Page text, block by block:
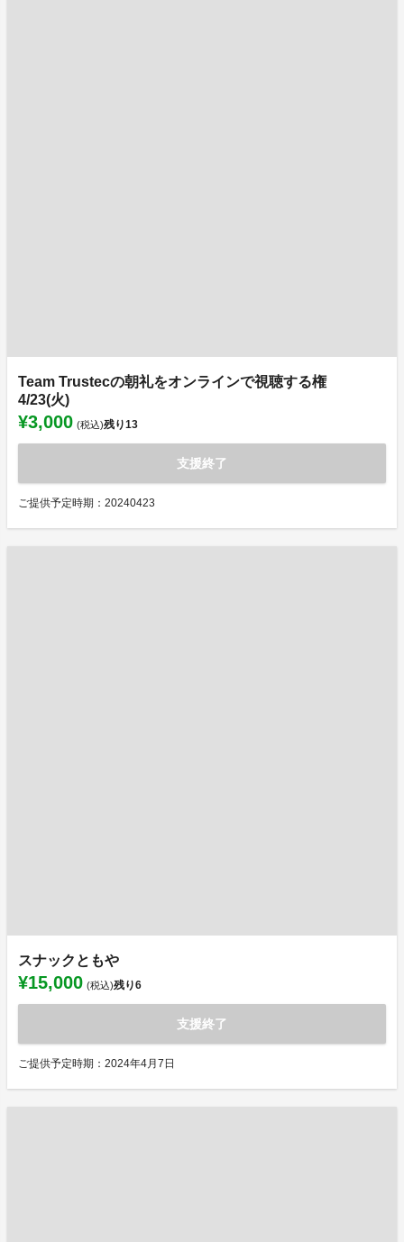
Team Trustecの朝礼をオンラインで視聴する権
4/23(火)
¥3,000 (税込)残り13
支援終了
ご提供予定時期：20240423
スナックともや
¥15,000 (税込)残り6
支援終了
ご提供予定時期：2024年4月7日